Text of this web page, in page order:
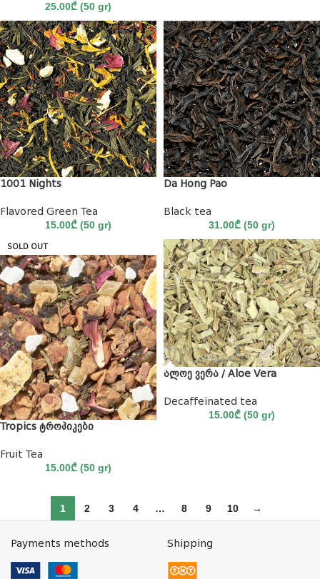
25.00₾ (50 gr)
1001 Nights
Flavored Green Tea
15.00₾ (50 gr)
Da Hong Pao
Black tea
31.00₾ (50 gr)
SOLD OUT
Tropics ტროპიკები
Fruit Tea
15.00₾ (50 gr)
ალოე ვერა / Aloe Vera
Decaffeinated tea
15.00₾ (50 gr)
1 2 3 4 … 8 9 10 →
Payments methods Shipping